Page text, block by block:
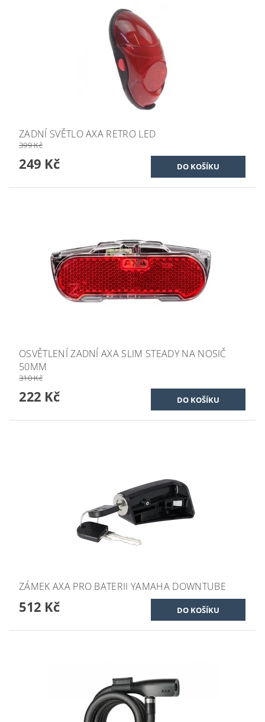
ZADNÍ SVĚTLO AXA RETRO LED
399 Kč
249 Kč
OSVĚTLENÍ ZADNÍ AXA SLIM STEADY NA NOSIČ
50MM
310 Kč
222 Kč
ZÁMEK AXA PRO BATERII YAMAHA DOWNTUBE
512 Kč